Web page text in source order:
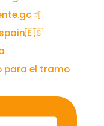
para el tramo